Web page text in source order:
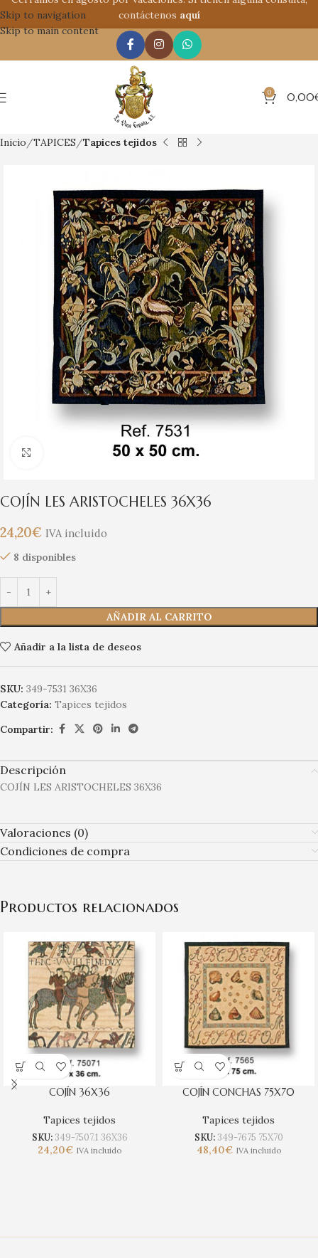
Skip to navigation
Skip to main content
0 0,00
Inicio TAPICES Tapices tejidos
Clic para ampliar
COJÍN LES ARISTOCHELES 36X36
24,20€ IVA incluido
8 disponibles
AÑADIR AL CARRITO
Añadir a la lista de deseos
SKU: 349-7531 36X36
Categoría: Tapices tejidos
Compartir:
Descripción
COJÍN LES ARISTOCHELES 36X36
Valoraciones (0)
Condiciones de compra
Productos relacionados
COJÍN 36X36
Tapices tejidos
SKU: 349-7507.1 36X36
24,20€ IVA incluido
COJÍN CONCHAS 75X70
Tapices tejidos
SKU: 349-7675 75X70
48,40€ IVA incluido
contáctenos aquí